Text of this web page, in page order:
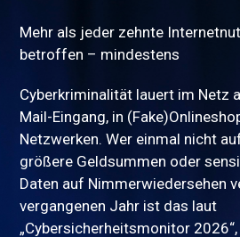
Mehr als jeder zehnte
betroffen – mindestens
Cyberkriminalität lauert im Netz
Mail-Eingang, in
Netzwerken. Wer einmal nicht
größere Geldsummen oder
Daten auf Nimmerwiedersehen
vergangenen Jahr ist das laut
„Cybersicherheitsmonitor